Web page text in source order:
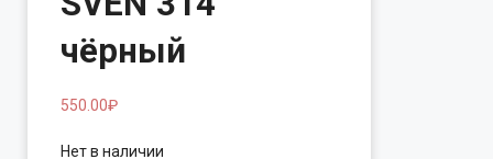
чёрный
550.00₽
Нет в наличии